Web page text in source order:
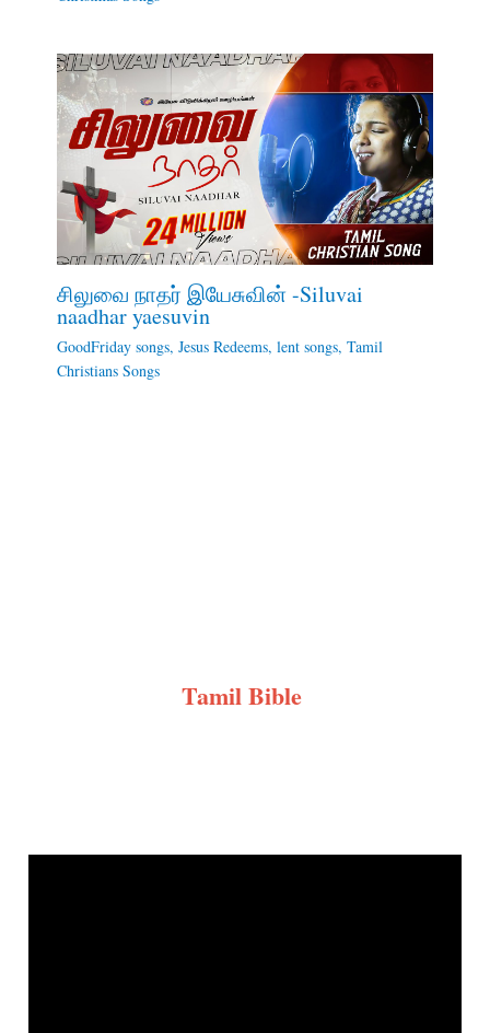
சிலுவை நாதர் இயேசுவின் -Siluvai
naadhar yaesuvin
GoodFriday songs, Jesus Redeems, lent songs, Tamil
Christians Songs
Tamil Bible